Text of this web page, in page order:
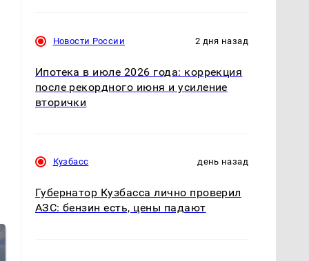
Новости России 2 дня назад
Ипотека в июле 2026 года: коррекция
после рекордного июня и усиление
вторички
Кузбасс день назад
Губернатор Кузбасса лично проверил
АЗС: бензин есть, цены падают